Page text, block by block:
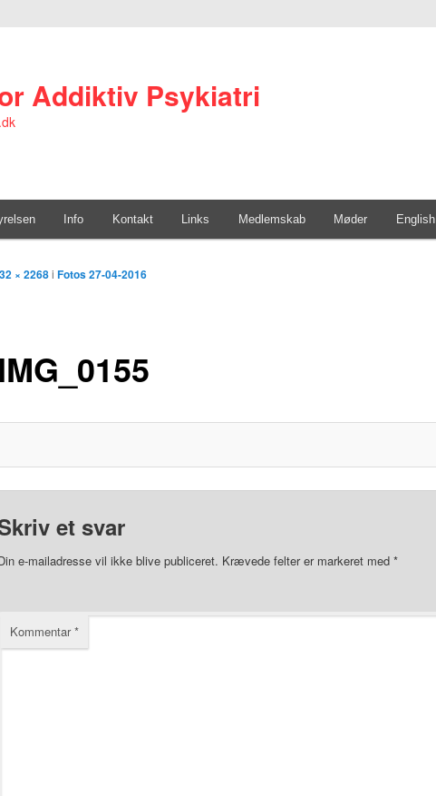
Addiktiv Psykiatri
Info Kontakt Links Medlemskab Møder English
IMG_0155
× 2268i Fotos 27-04-2016
et svar
e-mailadresse vil ikke blive publiceret. Krævede felter er markeret med *
Kommentar*